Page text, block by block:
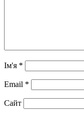
Ім'я *
Email *
Сайт